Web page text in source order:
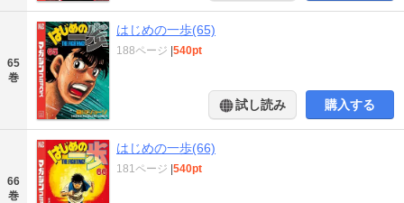
65
巻
はじめの一歩(65)
188ページ |540pt
試し読み 購入する
66
巻
はじめの一歩(66)
181ページ |540pt